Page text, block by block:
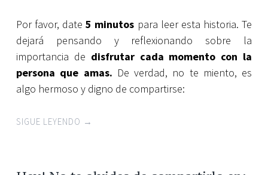
Por favor, date5 minutos para leer esta historia. Te
dejará pensando y reflexionando sobre la
importancia de disfrutar cada momento con la
persona que amas. De verdad, no te miento, es
algo hermoso y digno de compartirse:
SIGUE LEYENDO →